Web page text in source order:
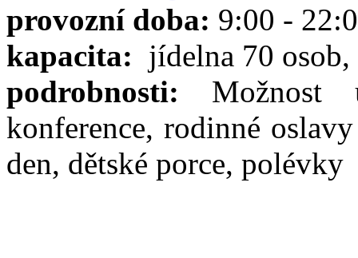
provozní doba: 9:00 -
kapacita: jídelna 70
podrobnosti: Možnost
konference, rodinné
den, dětské porce, polévky